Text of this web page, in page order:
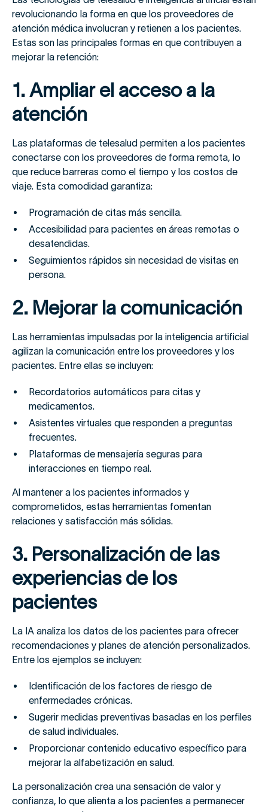
revolucionando la forma en que los proveedores de
atención médica involucran y retienen a los pacientes.
Estas son las principales formas en que contribuyen a
mejorar la retención:
1. Ampliar el acceso a la
atención
Las plataformas de telesalud permiten a los pacientes
conectarse con los proveedores de forma remota, lo
que reduce barreras como el tiempo y los costos de
viaje. Esta comodidad garantiza:
Programación de citas más sencilla.
Accesibilidad para pacientes en áreas remotas o
desatendidas.
Seguimientos rápidos sin necesidad de visitas en
persona.
2. Mejorar la comunicación
Las herramientas impulsadas por la inteligencia artificial
agilizan la comunicación entre los proveedores y los
pacientes. Entre ellas se incluyen:
Recordatorios automáticos para citas y
medicamentos.
Asistentes virtuales que responden a preguntas
frecuentes.
Plataformas de mensajería seguras para
interacciones en tiempo real.
Al mantener a los pacientes informados y
comprometidos, estas herramientas fomentan
relaciones y satisfacción más sólidas.
3. Personalización de las
experiencias de los
pacientes
La IA analiza los datos de los pacientes para ofrecer
recomendaciones y planes de atención personalizados.
Entre los ejemplos se incluyen:
Identificación de los factores de riesgo de
enfermedades crónicas.
Sugerir medidas preventivas basadas en los perfiles
de salud individuales.
Proporcionar contenido educativo específico para
mejorar la alfabetización en salud.
La personalización crea una sensación de valor y
confianza, lo que alienta a los pacientes a permanecer